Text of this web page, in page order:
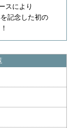
スにより
記念した初の